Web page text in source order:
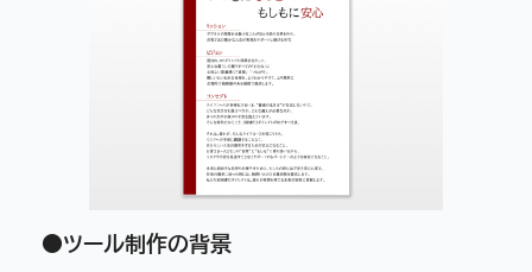
●ツール制作の背景